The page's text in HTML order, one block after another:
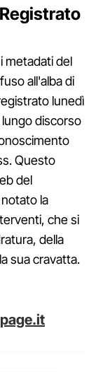
metadati del
all'alba di
lunedì
lungo discorso
Questo
del
la
che si
della
sua cravatta.